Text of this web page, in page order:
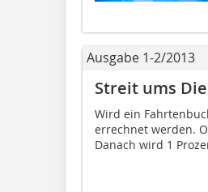
Ausgabe 1-2/2013
Streit ums
Wird ein
errechnet werden.
Danach wird 1